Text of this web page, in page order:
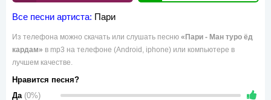
Все песни артиста: Пари
Из телефона можно скачать или слушать песню «Пари - Ман туро ёд
кардам» в mp3 на телефоне (Android, iphone) или компьютере в
лучшем качестве.
Нравится песня?
Да (0%)